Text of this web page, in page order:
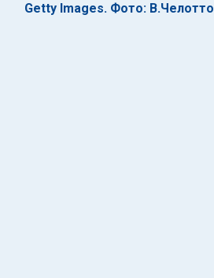
Getty Images. Фото: В.Челотто